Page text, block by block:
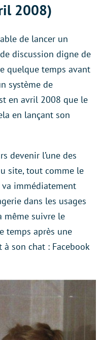
2008)
de lancer un
discussion digne de
quelque temps avant
système de
en avril 2008 que le
en lançant son
devenir l’une des
site, tout comme le
va immédiatement
dans les usages
même suivre le
temps après une
son chat : Facebook